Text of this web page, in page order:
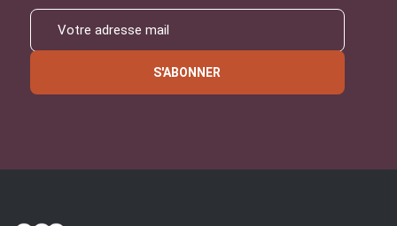
S'ABONNER